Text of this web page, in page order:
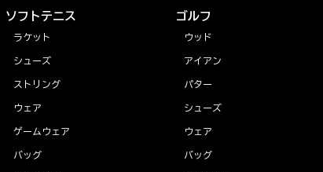
ソフトテニス
ラケット
シューズ
ストリング
ウェア
ゲームウェア
バッグ
ゴルフ
ウッド
アイアン
パター
シューズ
ウェア
バッグ